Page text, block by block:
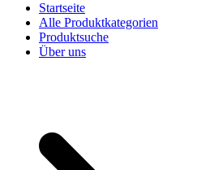
Startseite
Alle Produktkategorien
Produktsuche
Über uns